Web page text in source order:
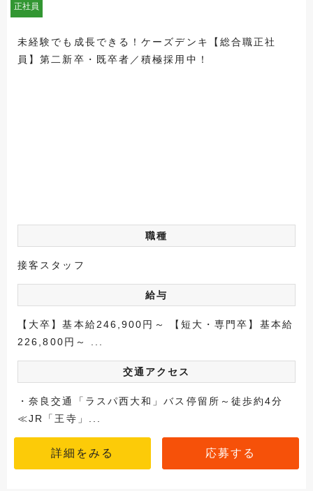
正社員
未経験でも成長できる！ケーズデンキ【総合職正社
員】第二新卒・既卒者／積極採用中！
職種
接客スタッフ
給与
【大卒】基本給246,900円～ 【短大・専門卒】基本給
226,800円～ ...
交通アクセス
・奈良交通「ラスパ西大和」バス停留所～徒歩約4分
≪JR「王寺」...
詳細をみる 応募する